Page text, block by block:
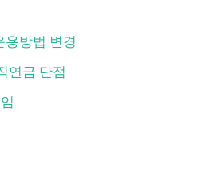
용방법 변경
연금 단점